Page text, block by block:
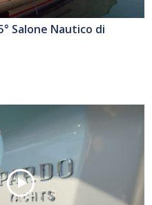
Salone Nautico di